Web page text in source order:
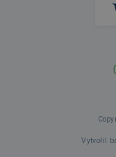
Vytvořil